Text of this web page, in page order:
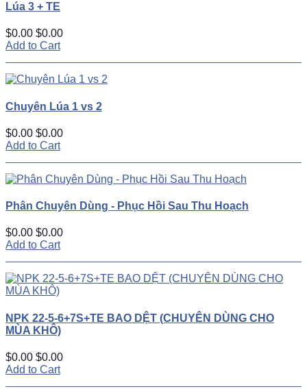
Lúa 3 + TE
$0.00 $0.00
Add to Cart
Chuyên Lúa 1 vs 2
$0.00 $0.00
Add to Cart
Phân Chuyên Dùng - Phục Hồi Sau Thu Hoạch
$0.00 $0.00
Add to Cart
NPK 22-5-6+7S+TE BAO DỆT (CHUYÊN DÙNG CHO
MÙA KHÔ)
$0.00 $0.00
Add to Cart